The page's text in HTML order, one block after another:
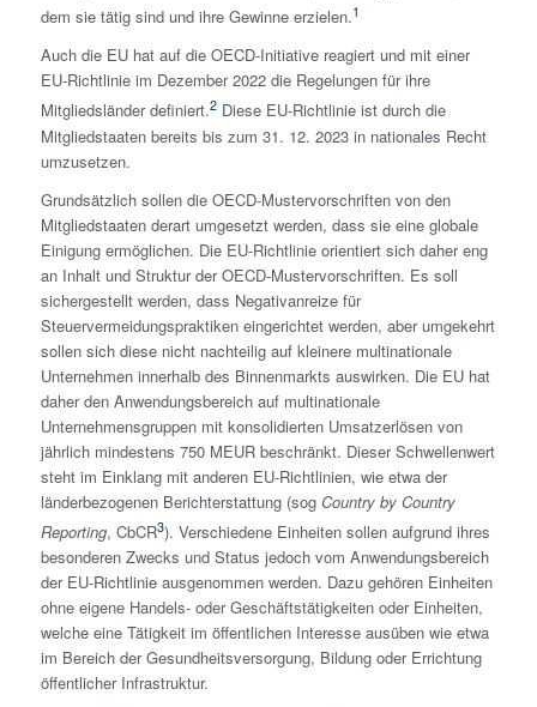
dem sie tätig sind und ihre Gewinne erzielen.1
Auch die EU hat auf die OECD-Initiative reagiert und mit einer
EU-Richtlinie im Dezember 2022 die Regelungen für ihre
Mitgliedsländer definiert.2Diese EU-Richtlinie ist durch die
Mitgliedstaaten bereits bis zum 31. 12. 2023 in nationales Recht
umzusetzen.
Grundsätzlich sollen die OECD-Muster­vorschriften von den
Mitgliedstaaten derart umgesetzt werden, dass sie eine globale
Einigung ermöglichen. Die EU-Richtlinie orientiert sich daher eng
an Inhalt und Struktur der OECD-Muster­vorschriften. Es soll
sichergestellt werden, dass Negativanreize für
Steuervermeidungspraktiken eingerichtet werden, aber umgekehrt
sollen sich diese nicht nachteilig auf kleinere multinationale
Unternehmen innerhalb des Binnenmarkts auswirken. Die EU hat
daher den Anwendungsbereich auf multinationale
Unternehmensgruppen mit konsolidierten Umsatzerlösen von
jährlich mindestens 750 MEUR beschränkt. Dieser Schwellen­wert
steht im Einklang mit anderen EU-Richtlinien, wie etwa der
länderbezogenen Berichterstattung (sog Country by Country
Reporting, CbCR3). Verschiedene Einheiten sollen aufgrund ihres
besonderen Zwecks und Status jedoch vom Anwendungsbereich
der EU-Richtlinie ausgenommen werden. Dazu gehören Einheiten
ohne eigene Handels- oder Geschäftstätigkeiten oder Einheiten,
welche eine Tätigkeit im öffentlichen Interesse ausüben wie etwa
im Bereich der Gesundheitsversorgung, Bildung oder Errichtung
öffentlicher Infrastruktur.